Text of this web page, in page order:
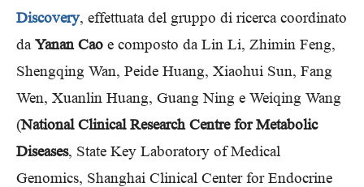
Discovery, effettuata del gruppo di ricerca coordinato
daYanan Cao e composto da Lin Li, Zhimin Feng,
Shengqing Wan, Peide Huang, Xiaohui Sun, Fang
Wen, Xuanlin Huang, Guang Ning e Weiqing Wang
(National Clinical Research Centre for Metabolic
Diseases, State Key Laboratory of Medical
Genomics, Shanghai Clinical Center for Endocrine